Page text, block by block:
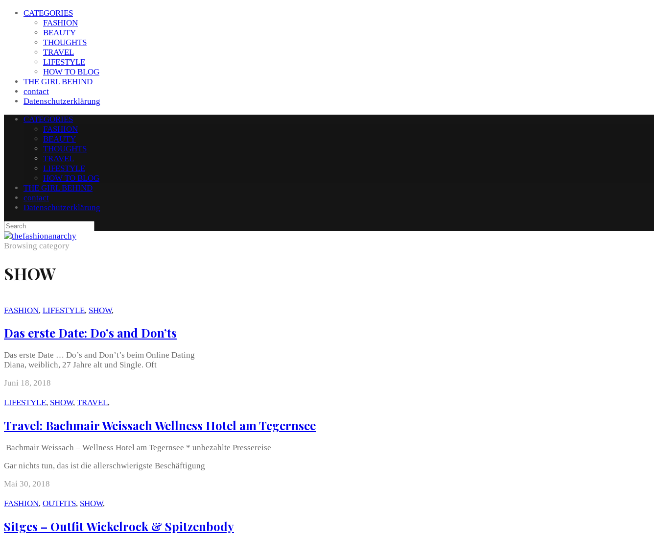
CATEGORIES
FASHION
BEAUTY
THOUGHTS
TRAVEL
LIFESTYLE
HOW TO BLOG
THE GIRL BEHIND
contact
Datenschutzerklärung
CATEGORIES
FASHION
BEAUTY
THOUGHTS
TRAVEL
LIFESTYLE
HOW TO BLOG
THE GIRL BEHIND
contact
Datenschutzerklärung
Browsing category
SHOW
FASHION, LIFESTYLE, SHOW,
Das erste Date: Do’s and Don’ts
Das erste Date … Do’s and Don’t’s beim Online Dating
Diana, weiblich, 27 Jahre alt und Single. Oft
Juni 18, 2018
LIFESTYLE, SHOW, TRAVEL,
Travel: Bachmair Weissach Wellness Hotel am Tegernsee
Bachmair Weissach – Wellness Hotel am Tegernsee * unbezahlte Pressereise
Gar nichts tun, das ist die allerschwierigste Beschäftigung
Mai 30, 2018
FASHION, OUTFITS, SHOW,
Sitges – Outfit Wickelrock & Spitzenbody